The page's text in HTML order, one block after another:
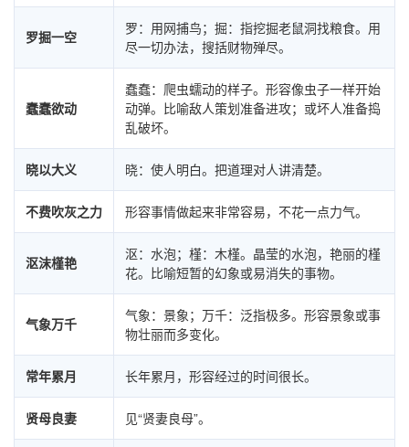
罗掘一空
罗：用网捕鸟；掘：指挖掘老鼠洞找粮食。用
尽一切办法，搜括财物殚尽。
蠢蠢欲动
蠢蠢：爬虫蠕动的样子。形容像虫子一样开始
动弹。比喻敌人策划准备进攻；或坏人准备捣
乱破坏。
晓以大义 晓：使人明白。把道理对人讲清楚。
不费吹灰之力 形容事情做起来非常容易，不花一点力气。
沤沫槿艳
沤：水泡；槿：木槿。晶莹的水泡，艳丽的槿
花。比喻短暂的幻象或易消失的事物。
气象万千
气象：景象；万千：泛指极多。形容景象或事
物壮丽而多变化。
常年累月 长年累月，形容经过的时间很长。
贤母良妻 见“贤妻良母”。